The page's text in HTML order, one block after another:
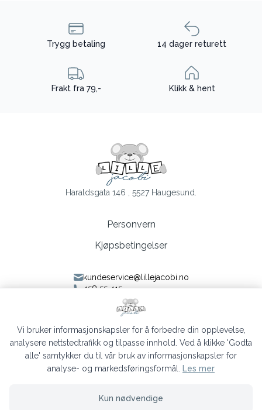
Trygg betaling 14 dager returett
Frakt fra 79,- Klikk & hent
Haraldsgata 146 , 5527 Haugesund.
Personvern
Kjøpsbetingelser
kundeservice@lillejacobi.no
458 55 415
Følg oss på Facebook
Følg oss på Instagram
Vi bruker informasjonskapsler for å forbedre din opplevelse,
analysere nettstedtrafikk og tilpasse innhold. Ved å klikke 'Godta
alle' samtykker du til vår bruk av informasjonskapsler for
analyse- og markedsføringsformål.
Les mer
Kun nødvendige